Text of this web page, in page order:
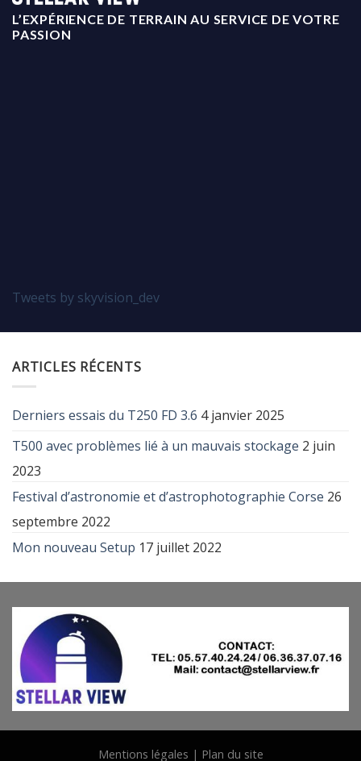
L’EXPÉRIENCE DE TERRAIN AU SERVICE DE VOTRE
PASSION
Tweets by skyvision_dev
ARTICLES RÉCENTS
Derniers essais du T250 FD 3.6 4 janvier 2025
T500 avec problèmes lié à un mauvais stockage 2 juin
2023
Festival d’astronomie et d’astrophotographie Corse 26
septembre 2022
Mon nouveau Setup 17 juillet 2022
Mentions légales | Plan du site